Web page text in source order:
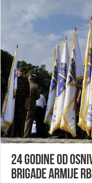
24 godine od
brigade Armije